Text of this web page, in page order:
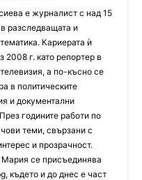
е журналист с над 15
разследващата и
Кариерата ѝ
2008 г. като репортер в
а по-късно се
в политическите
и документални
годините работи по
теми, свързани с
и прозрачност.
Мария се присъединява
където и до днес е част